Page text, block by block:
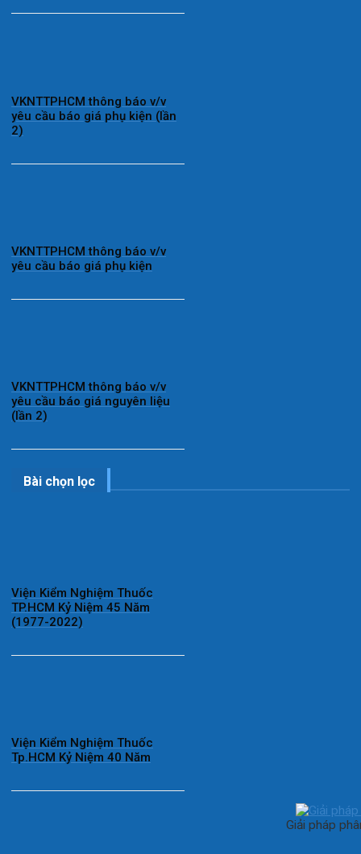
VKNTTPHCM thông báo v/v
yêu cầu báo giá phụ kiện (lần
2)
VKNTTPHCM thông báo v/v
yêu cầu báo giá phụ kiện
VKNTTPHCM thông báo v/v
yêu cầu báo giá nguyên liệu
(lần 2)
Bài chọn lọc
Viện Kiểm Nghiệm Thuốc
TP.HCM Kỷ Niệm 45 Năm
(1977-2022)
Viện Kiểm Nghiệm Thuốc
Tp.HCM Kỷ Niệm 40 Năm
Giải pháp